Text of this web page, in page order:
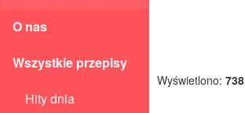
O nas
Wszystkie przepisy
Hity dnia
Wyświetlono: 738